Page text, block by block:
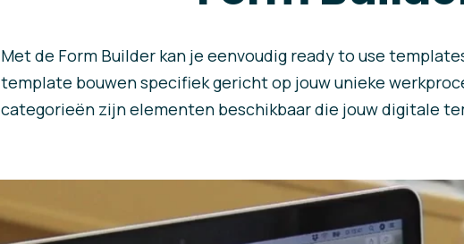
Met de Form Builder kan je eenvoudig ready to use
template bouwen specifiek gericht op jouw unieke
categorieën zijn elementen beschikbaar die jouw digitale